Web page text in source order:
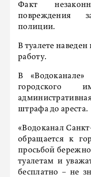
Факт
повреждения
полиции.
В туалете
работу.
В
городского
штрафа до ареста.
«Водоканал
обращается к
просьбой
туалетам и
бесплатно – не